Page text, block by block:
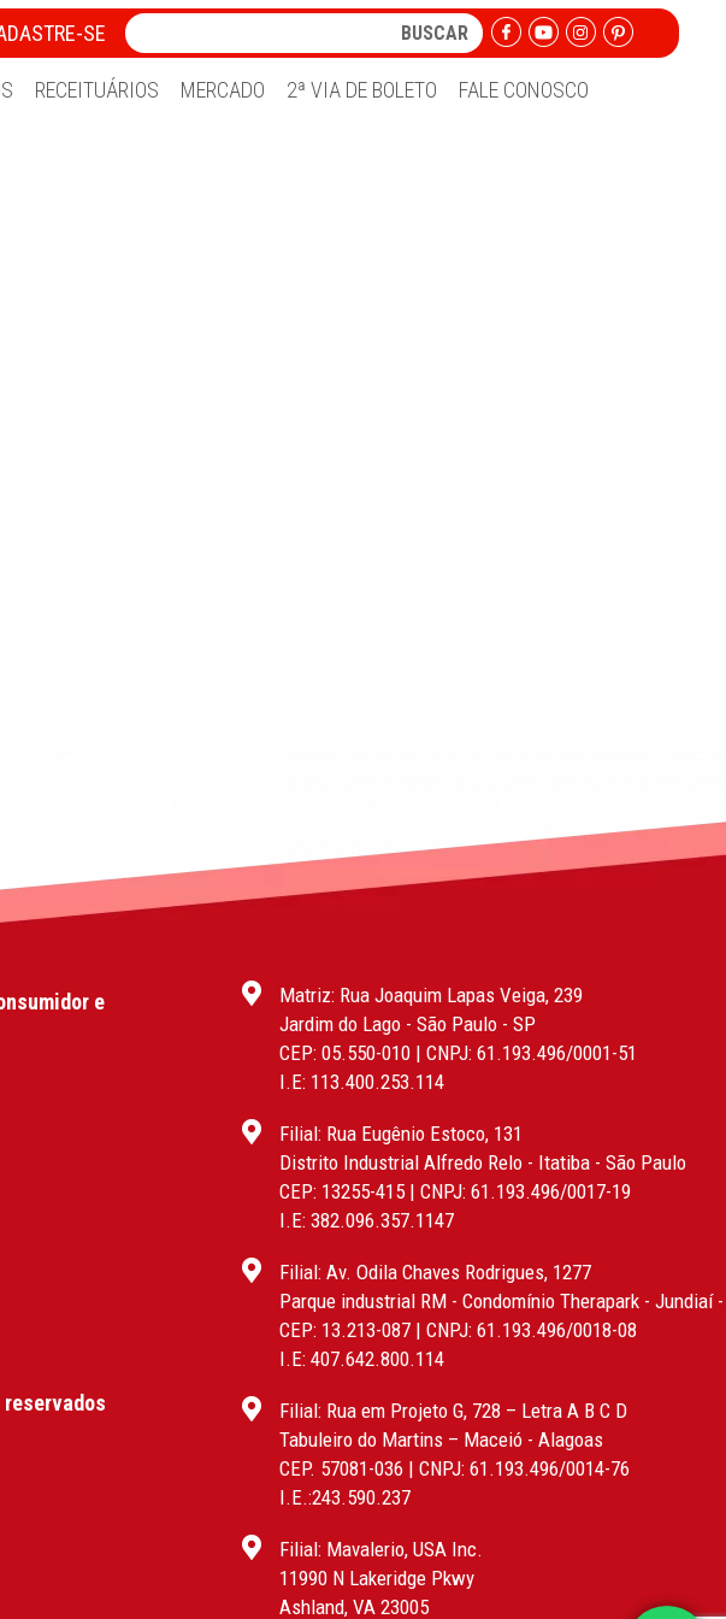
SE
RECEITUÁRIOS MERCADO 2ª VIA DE BOLETO FALE CONOSCO
e
Matriz: Rua Joaquim Lapas Veiga, 239
Jardim do Lago - São Paulo - SP
CEP: 05.550-010 | CNPJ: 61.193.496/0001-51
I.E: 113.400.253.114
Filial: Rua Eugênio Estoco, 131
Distrito Industrial Alfredo Relo - Itatiba - São Paulo
CEP: 13255-415 | CNPJ: 61.193.496/0017-19
I.E: 382.096.357.1147
Filial: Av. Odila Chaves Rodrigues, 1277
Parque industrial RM - Condomínio Therapark - Jundiaí
CEP: 13.213-087 | CNPJ: 61.193.496/0018-08
I.E: 407.642.800.114
Filial: Rua em Projeto G, 728 – Letra A B C D
Tabuleiro do Martins – Maceió - Alagoas
CEP. 57081-036 | CNPJ: 61.193.496/0014-76
I.E.:243.590.237
Filial: Mavalerio, USA Inc.
11990 N Lakeridge Pkwy
Ashland, VA 23005